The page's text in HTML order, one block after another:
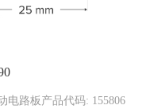
电路板产品代码: 155806